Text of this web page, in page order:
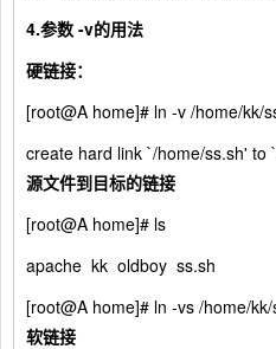
4.参数 -v的用法
硬链接：
[root@A home]# ln -v /home/kk/
create hard link `/home/ss.sh' to
源文件到目标的链接
[root@A home]# ls
apache kk oldboy ss.sh
[root@A home]# ln -vs /home/
软链接